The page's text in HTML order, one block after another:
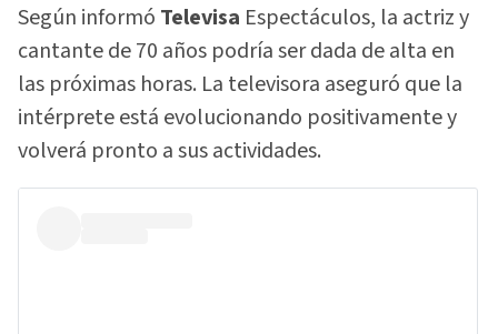
Según informó Televisa Espectáculos, la actriz y
cantante de 70 años podría ser dada de alta en
las próximas horas. La televisora aseguró que la
intérprete está evolucionando positivamente y
volverá pronto a sus actividades.